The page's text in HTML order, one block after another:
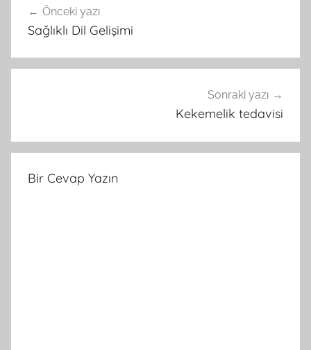
gezinmesi
Önceki yazı
Sağlıklı Dil Gelişimi
Sonraki yazı
Kekemelik tedavisi
Bir Cevap Yazın